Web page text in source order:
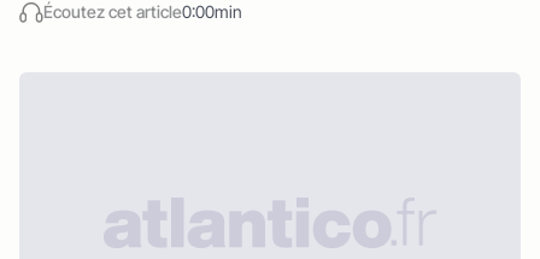
Écoutez cet article0:00min